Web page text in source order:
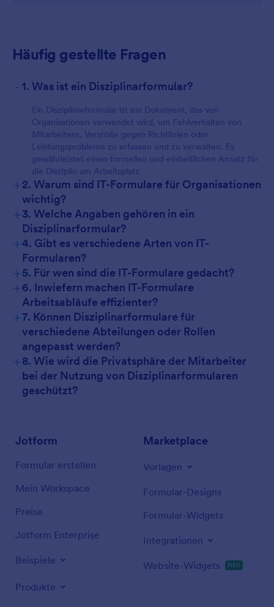
For Customers
Häufig gestellte Fragen
- 1. Was ist ein Disziplinarformular?
Ein Disziplinarformular ist ein Dokument, das von
Organisationen verwendet wird, um Fehlverhalten von
Mitarbeitern, Verstöße gegen Richtlinien oder
Leistungsprobleme zu erfassen und zu verwalten. Es
gewährleistet einen formellen und einheitlichen Ansatz für
die Disziplin am Arbeitsplatz.
+2. Warum sind IT-Formulare für Organisationen
wichtig?
+3. Welche Angaben gehören in ein
Disziplinarformular?
+4. Gibt es verschiedene Arten von IT-
Formularen?
+5. Für wen sind die IT-Formulare gedacht?
+6. Inwiefern machen IT-Formulare
Arbeitsabläufe effizienter?
+7. Können Disziplinarformulare für
verschiedene Abteilungen oder Rollen
angepasst werden?
+8. Wie wird die Privatsphäre der Mitarbeiter
bei der Nutzung von Disziplinarformularen
geschützt?
Jotform
Formular erstellen
Mein Workspace
Preise
Jotform Enterprise
Beispiele
Produkte
Marketplace
Vorlagen
Formular-Designs
Formular-Widgets
Integrationen
Website-Widgets NEU